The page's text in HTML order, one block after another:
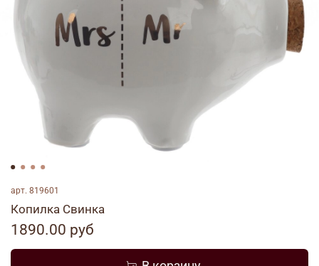
арт. 819601
Копилка Свинка
1890.00 руб